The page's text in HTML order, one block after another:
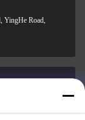
YingHe Road,